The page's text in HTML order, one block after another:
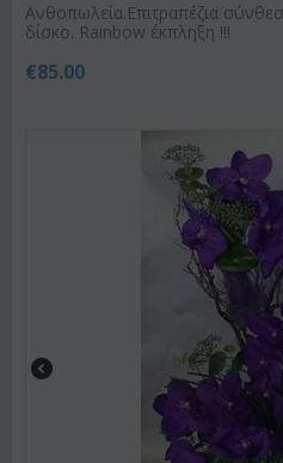
Ανθοπωλεία.Επιτραπέζια
δίσκο. Rainbow έκπληξη !!!
€85.00